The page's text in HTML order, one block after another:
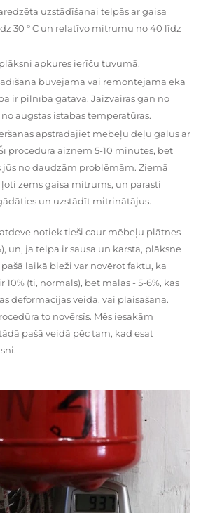
uzstādīšanai telpās ar gaisa
30 ° C un relatīvo mitrumu no 40 līdz
apkures ierīču tuvumā.
būvējamā vai remontējamā ēkā
ir pilnībā gatava. Jāizvairās gan no
augstas istabas temperatūras.
apstrādājiet mēbeļu dēļu galus ar
procedūra aizņem 5-10 minūtes, bet
no daudzām problēmām. Ziemā
zems gaisa mitrums, un parasti
un uzstādīt mitrinātājus.
notiek tieši caur mēbeļu plātnes
un, ja telpa ir sausa un karsta, plāksne
laikā bieži var novērot faktu, ka
(ti, normāls), bet malās - 5-6%, kas
deformācijas veidā. vai plaisāšana.
to novērsīs. Mēs iesakām
pašā veidā pēc tam, kad esat